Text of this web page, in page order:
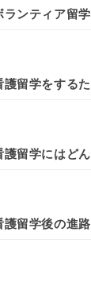
ランティア留
護留学をする
護留学にはど
護留学後の進路